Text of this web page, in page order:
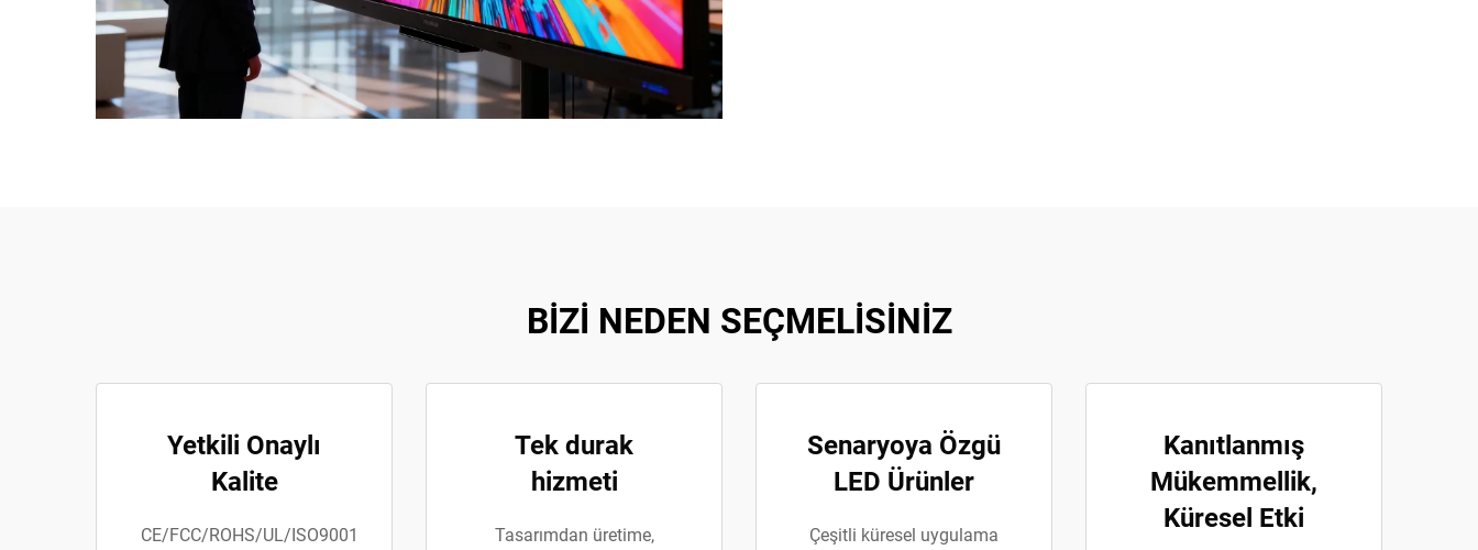
BİZİ NEDEN SEÇMELİSİNİZ
Yetkili Onaylı
Kalite
CE/FCC/ROHS/UL/ISO9001
Tek durak
hizmeti
Tasarımdan üretime,
Senaryoya Özgü
LED Ürünler
Çeşitli küresel uygulama
Kanıtlanmış
Mükemmellik,
Küresel Etki